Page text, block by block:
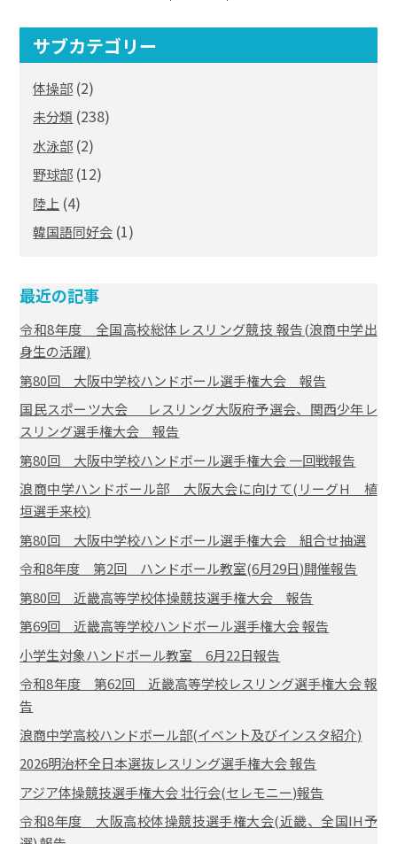
サブカテゴリー
体操部 (2)
未分類 (238)
水泳部 (2)
野球部 (12)
陸上 (4)
韓国語同好会 (1)
最近の記事
令和8年度 全国高校総体レスリング競技 報告(浪商中学出
身生の活躍)
第80回 大阪中学校ハンドボール選手権大会 報告
国民スポーツ大会 レスリング大阪府予選会、関西少年レ
スリング選手権大会 報告
第80回 大阪中学校ハンドボール選手権大会 一回戦報告
浪商中学ハンドボール部 大阪大会に向けて(リーグH 植
垣選手来校)
第80回 大阪中学校ハンドボール選手権大会 組合せ抽選
令和8年度 第2回 ハンドボール教室(6月29日)開催報告
第80回 近畿高等学校体操競技選手権大会 報告
第69回 近畿高等学校ハンドボール選手権大会 報告
小学生対象ハンドボール教室 6月22日報告
令和8年度 第62回 近畿高等学校レスリング選手権大会 報
告
浪商中学高校ハンドボール部(イベント及びインスタ紹介)
2026明治杯全日本選抜レスリング選手権大会 報告
アジア体操競技選手権大会 壮行会(セレモニー)報告
令和8年度 大阪高校体操競技選手権大会(近畿、全国IH予